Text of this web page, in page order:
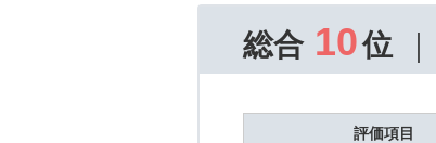
総合 10位
評価項目